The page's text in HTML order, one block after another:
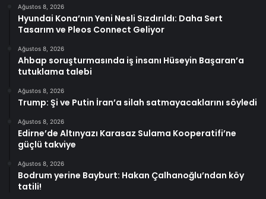
Ağustos 8, 2026
Hyundai Kona’nın Yeni Nesli Sızdırıldı: Daha Sert
Tasarım ve Pleos Connect Geliyor
Ağustos 8, 2026
Ahbap soruşturmasında iş insanı Hüseyin Başaran’a
tutuklama talebi
Ağustos 8, 2026
Trump: Şi ve Putin İran’a silah satmayacaklarını söyledi
Ağustos 8, 2026
Edirne’de Altınyazı Karasaz Sulama Kooperatifi’ne
güçlü takviye
Ağustos 8, 2026
Bodrum yerine Bayburt: Hakan Çalhanoğlu’ndan köy
tatili!